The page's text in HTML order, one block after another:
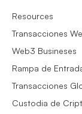
Resources
Transacciones
Web3 Busineses
Rampa de
Transacciones
Custodia de